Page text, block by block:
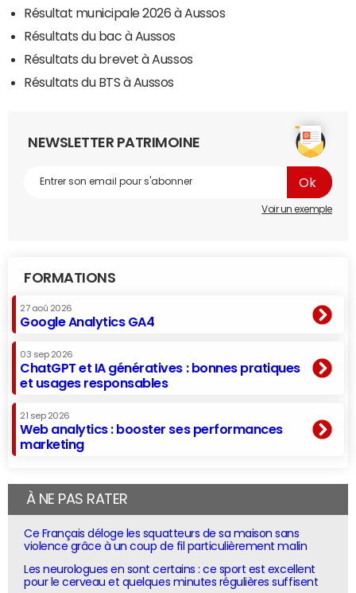
Résultat municipale 2026 à Aussos
Résultats du bac à Aussos
Résultats du brevet à Aussos
Résultats du BTS à Aussos
NEWSLETTER PATRIMOINE
Voir un exemple
FORMATIONS
27 aoû 2026
Google Analytics GA4
03 sep 2026
ChatGPT et IA génératives : bonnes pratiques
et usages responsables
21 sep 2026
Web analytics : booster ses performances
marketing
À NE PAS RATER
Ce Français déloge les squatteurs de sa maison sans
violence grâce à un coup de fil particulièrement malin
Les neurologues en sont certains : ce sport est excellent
pour le cerveau et quelques minutes régulières suffisent